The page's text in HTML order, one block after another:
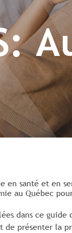
en santé et en
au Québec
dans ce
présenter la